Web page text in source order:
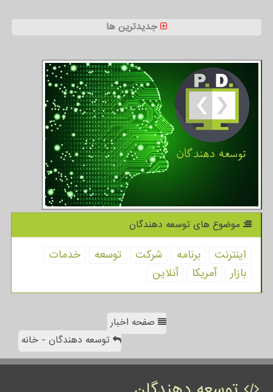
جدیدترین ها
موضوع های توسعه دهندگان
اینترنت برنامه شركت توسعه
خدمات
بازار
آمریكا آنلاین
صفحه اخبار
توسعه دهندگان - خانه